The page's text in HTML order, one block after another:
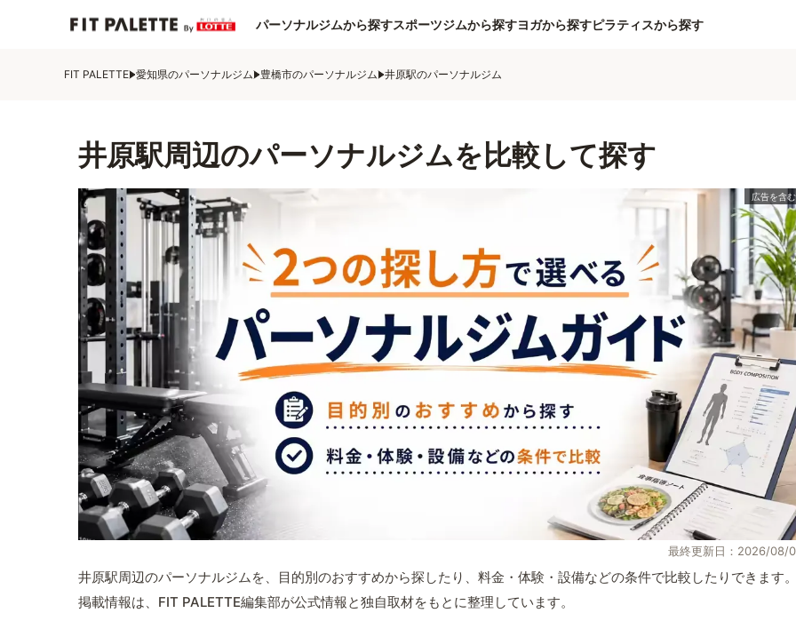
パーソナルジムから探すスポーツジムから探すヨガから探すピラティスから探す
FIT PALETTE 愛知県のパーソナルジム 豊橋市のパーソナルジム 井原駅のパーソナルジム
井原駅周辺のパーソナルジムを比較して探す
最終更新日：2026/08/
井原駅周辺のパーソナルジムを、目的別のおすすめから探したり、料金・体験・設備などの条件で比較したりできます
掲載情報は、FIT PALETTE編集部が公式情報と独自取材をもとに整理しています。